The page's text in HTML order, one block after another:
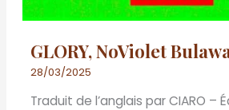
GLORY, NoViolet
28/03/2025
Traduit de l’anglais par CIARO –